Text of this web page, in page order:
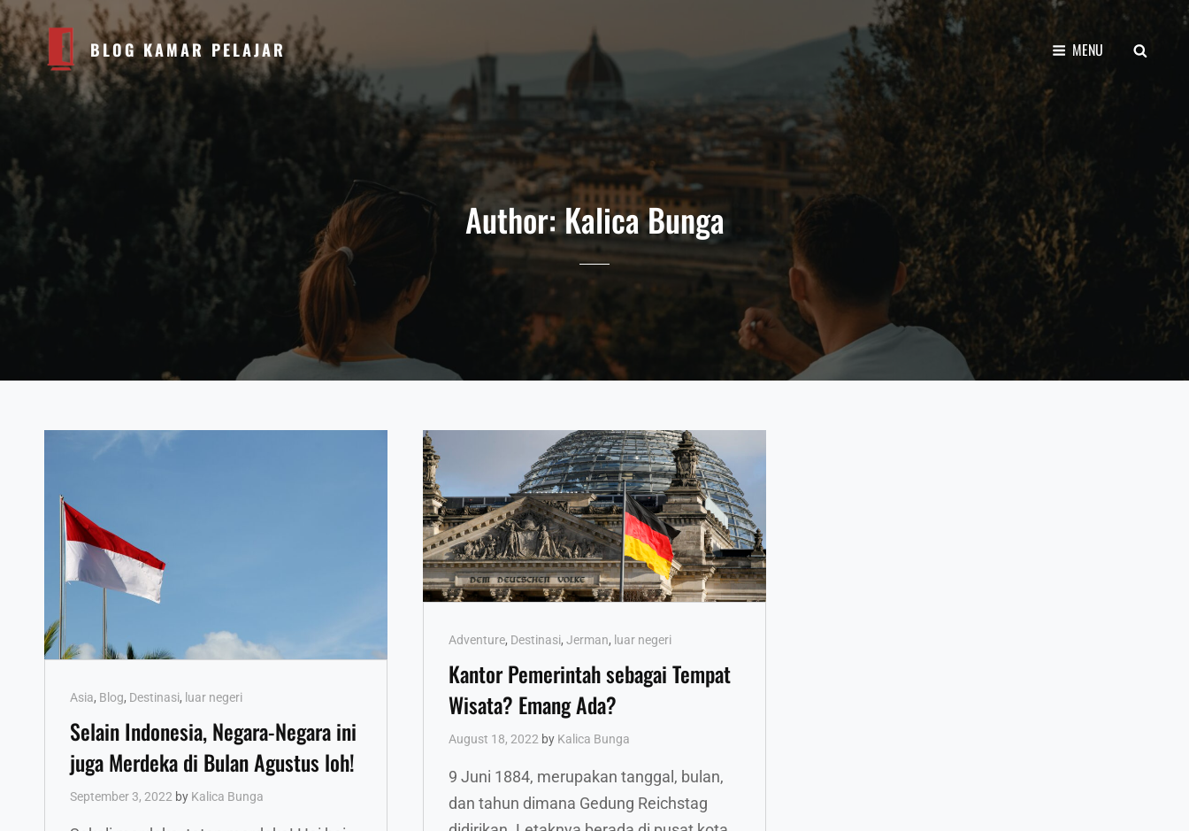
BLOG KAMAR PELAJAR MENU
Author:Kalica Bunga
Cat
Links
Asia, Blog, Destinasi, luar negeri
Selain Indonesia, Negara-Negara ini
juga Merdeka di Bulan Agustus loh!
September 3, 2022 by Kalica Bunga
Cat
Links
Adventure, Destinasi, Jerman, luar negeri
Kantor Pemerintah sebagai Tempat
Wisata? Emang Ada?
August 18, 2022 by Kalica Bunga
9 Juni 1884, merupakan tanggal, bulan,
dan tahun dimana Gedung Reichstag